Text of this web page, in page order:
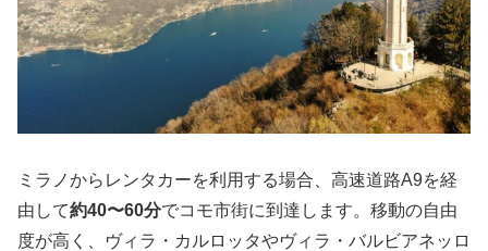
ミラノからレンタカーを利用する場合、高速道路A9を経
由して約40〜60分でコモ市街に到達します。移動の自由
度が高く、ヴィラ・カルロッタやヴィラ・バルビアネッロ